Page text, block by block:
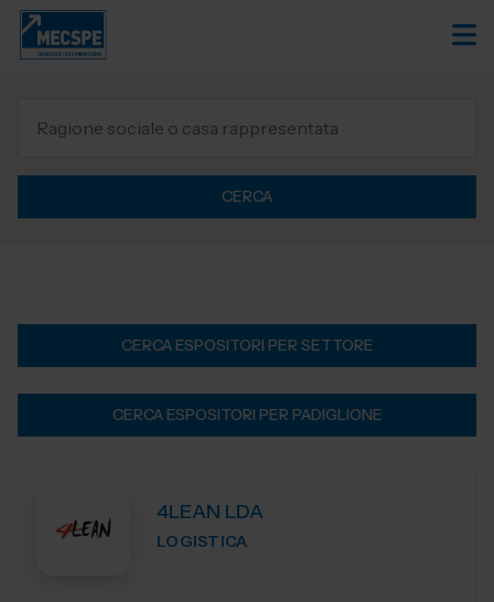
CERCA
CERCA ESPOSITORI PER SETTORE
CERCA ESPOSITORI PER PADIGLIONE
4LEAN LDA
LOGISTICA